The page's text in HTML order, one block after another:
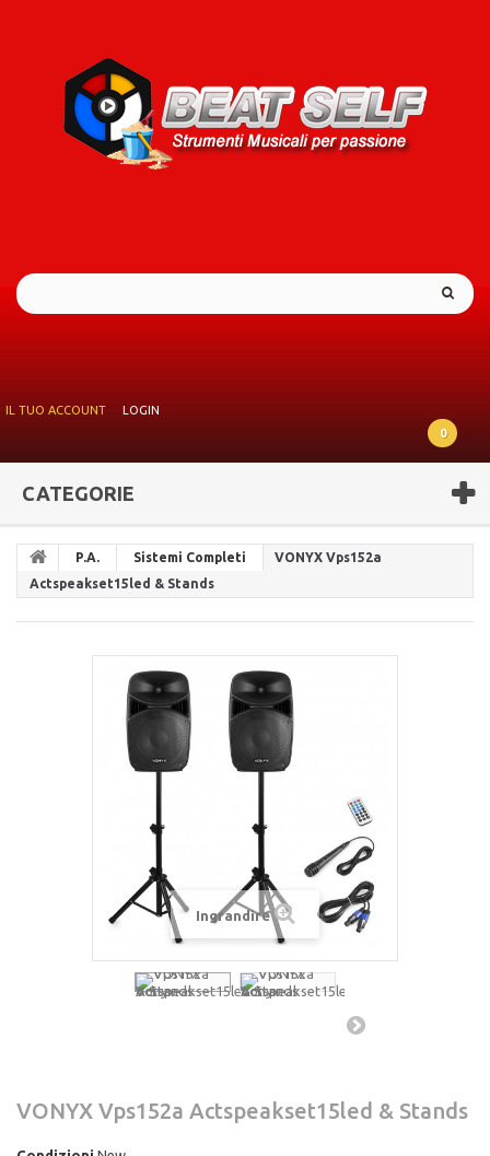
IL TUO ACCOUNT
LOGIN
0
CATEGORIE
P.A. Sistemi Completi
VONYX Vps152a
Actspeakset15led & Stands
Ingrandire
VONYX Vps152a Actspeakset15led & Stands